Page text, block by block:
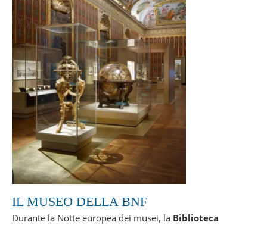
IL MUSEO DELLA BNF
Durante la Notte europea dei musei, la Biblioteca